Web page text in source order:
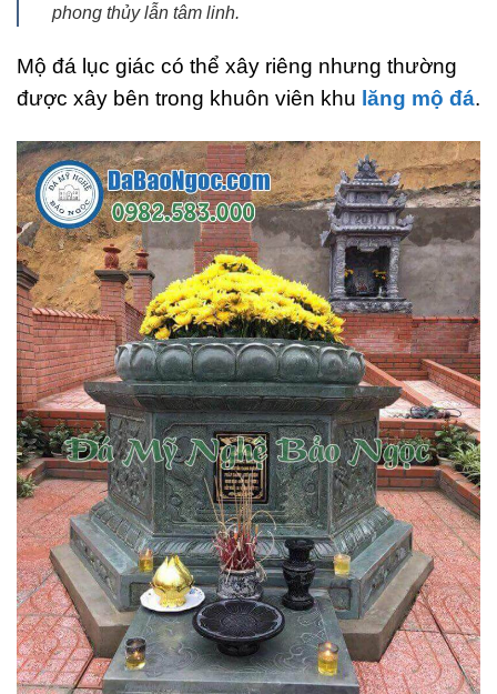
phong thủy lẫn tâm linh.
Mộ đá lục giác có thể xây riêng nhưng thường
được xây bên trong khuôn viên khu lăng mộ đá.